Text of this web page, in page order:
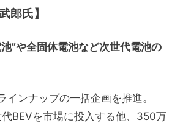
郎氏】
”や全固体電池など次世代電池の
インナップの一括企画を推進。
BEVを市場に投入する他、 350万